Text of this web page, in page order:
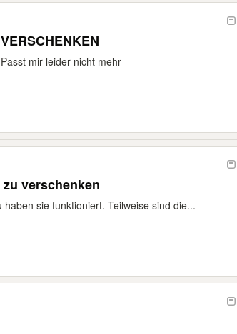
mir leider nicht mehr
verschenken
sie funktioniert. Teilweise sind die...